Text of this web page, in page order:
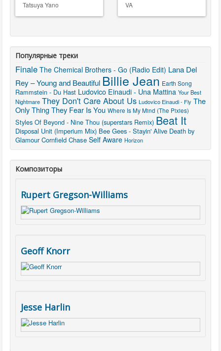
Tatsuya Yano VA
Популярные треки
Finale The Chemical Brothers - Go (Radio Edit) Lana Del
Rey – Young and Beautiful Billie Jean Earth Song
Rammstein - Du Hast Ludovico Einaudi - Una Mattina Your Best
Nightmare They Don't Care About Us Ludovico Einaudi - Fly The
Only Thing They Fear Is You Where Is My Mind (The Pixies)
Styles Of Beyond - Nine Thou (superstars Remix) Beat It
Disposal Unit (Imperium Mix) Bee Gees - Stayin' Alive Death by
Glamour Cornfield Chase Self Aware Horizon
Композиторы
Rupert Gregson-Williams
Geoff Knorr
Jesse Harlin